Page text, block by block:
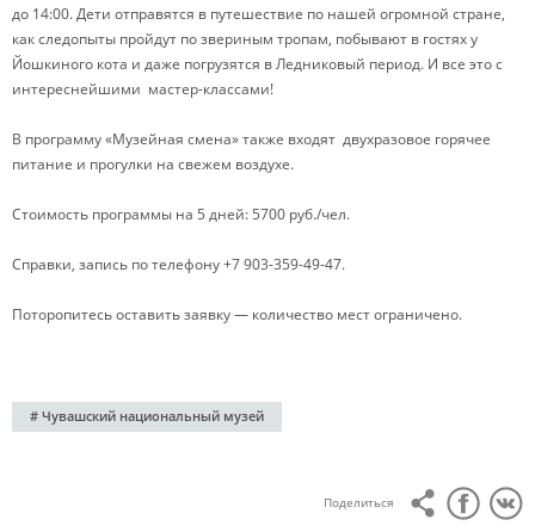
до 14:00. Дети отправятся в путешествие по нашей огромной стране,
как следопыты пройдут по звериным тропам, побывают в гостях у
Йошкиного кота и даже погрузятся в Ледниковый период. И все это с
интереснейшими мастер-классами!
В программу «Музейная смена» также входят двухразовое горячее
питание и прогулки на свежем воздухе.
Стоимость программы на 5 дней: 5700 руб./чел.
Справки, запись по телефону +7 903-359-49-47.
Поторопитесь оставить заявку — количество мест ограничено.
# Чувашский национальный музей
Поделиться